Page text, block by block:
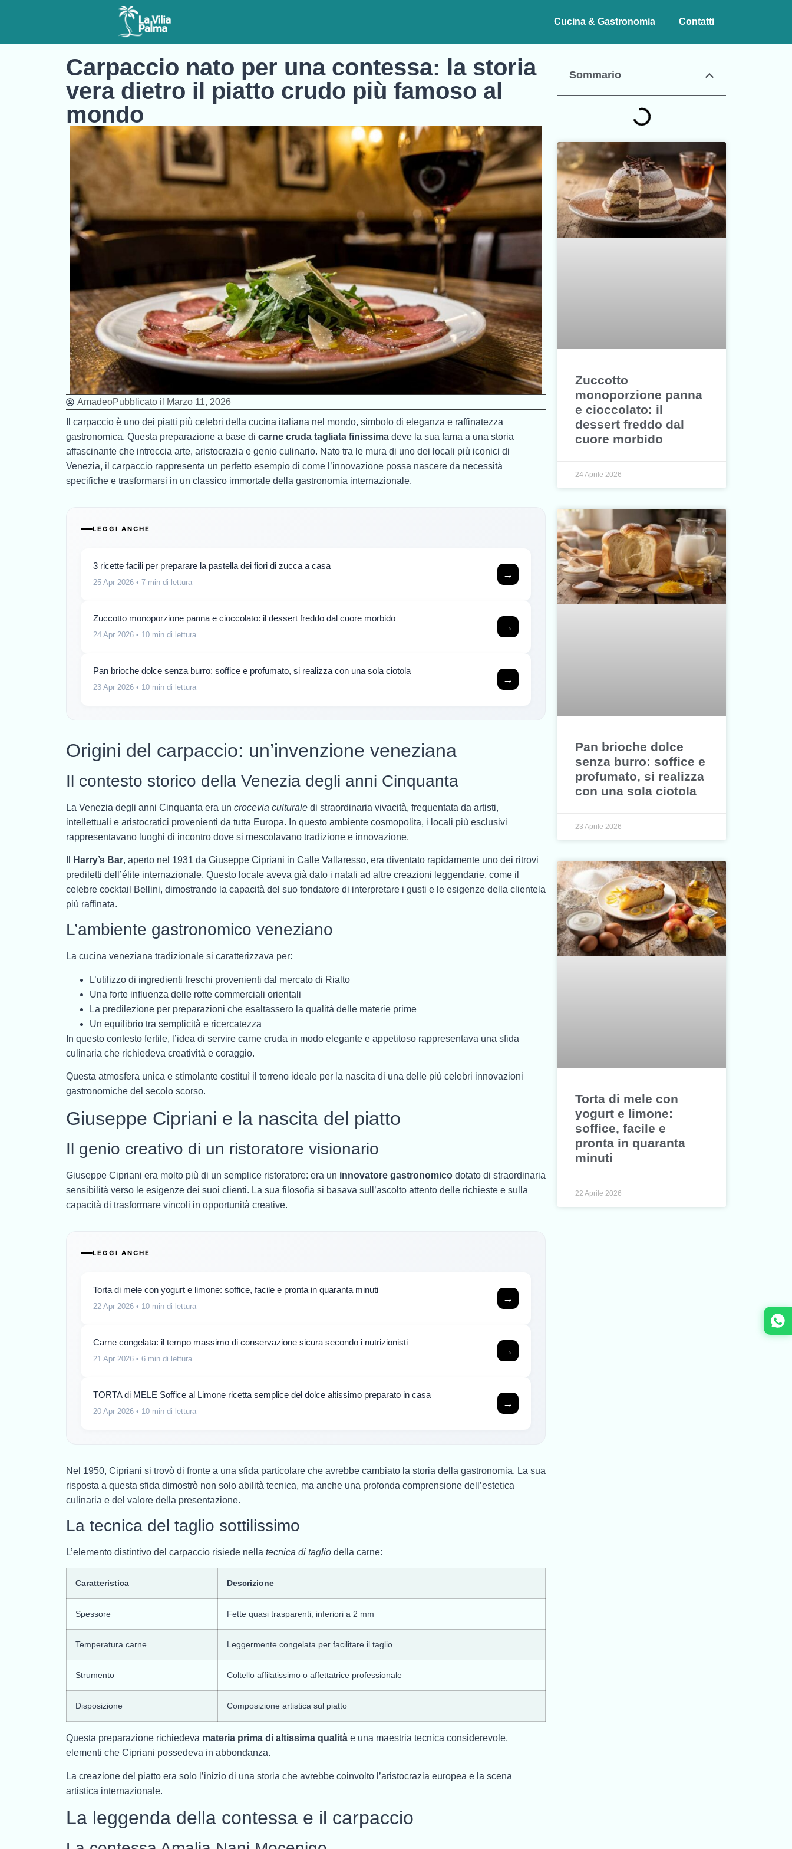
Cucina & Gastronomia Contatti
Sommario
Zuccotto
monoporzione panna
e cioccolato: il
dessert freddo dal
cuore morbido
24 Aprile 2026
Pan brioche dolce
senza burro: soffice e
profumato, si realizza
con una sola ciotola
23 Aprile 2026
Torta di mele con
yogurt e limone:
soffice, facile e
pronta in quaranta
minuti
22 Aprile 2026
Carpaccio nato per una contessa: la storia
vera dietro il piatto crudo più famoso al
mondo
AmadeoPubblicato il
Marzo 11, 2026
Il carpaccio è uno dei piatti più celebri della cucina italiana nel mondo, simbolo di eleganza e raffinatezza
gastronomica. Questa preparazione a base di carne cruda tagliata finissima deve la sua fama a una storia
affascinante che intreccia arte, aristocrazia e genio culinario. Nato tra le mura di uno dei locali più iconici di
Venezia, il carpaccio rappresenta un perfetto esempio di come l’innovazione possa nascere da necessità
specifiche e trasformarsi in un classico immortale della gastronomia internazionale.
LEGGI ANCHE
3 ricette facili per preparare la pastella dei fiori di zucca a casa
25 Apr 2026 • 7 min di lettura
→
Zuccotto monoporzione panna e cioccolato: il dessert freddo dal cuore morbido
24 Apr 2026 • 10 min di lettura
→
Pan brioche dolce senza burro: soffice e profumato, si realizza con una sola ciotola
23 Apr 2026 • 10 min di lettura
→
Origini del carpaccio: un’invenzione veneziana
Il contesto storico della Venezia degli anni Cinquanta
La Venezia degli anni Cinquanta era un crocevia culturale di straordinaria vivacità, frequentata da artisti,
intellettuali e aristocratici provenienti da tutta Europa. In questo ambiente cosmopolita, i locali più esclusivi
rappresentavano luoghi di incontro dove si mescolavano tradizione e innovazione.
Harry’s Bar, aperto nel 1931 da Giuseppe Cipriani in Calle Vallaresso, era diventato rapidamente uno dei ritrovi
prediletti dell’élite internazionale. Questo locale aveva già dato i natali ad altre creazioni leggendarie, come il
celebre cocktail Bellini, dimostrando la capacità del suo fondatore di interpretare i gusti e le esigenze della clientela
più raffinata.
L’ambiente gastronomico veneziano
La cucina veneziana tradizionale si caratterizzava per:
L’utilizzo di ingredienti freschi provenienti dal mercato di Rialto
Una forte influenza delle rotte commerciali orientali
La predilezione per preparazioni che esaltassero la qualità delle materie prime
Un equilibrio tra semplicità e ricercatezza
In questo contesto fertile, l’idea di servire carne cruda in modo elegante e appetitoso rappresentava una sfida
culinaria che richiedeva creatività e coraggio.
Questa atmosfera unica e stimolante costituì il terreno ideale per la nascita di una delle più celebri innovazioni
gastronomiche del secolo scorso.
Giuseppe Cipriani e la nascita del piatto
Il genio creativo di un ristoratore visionario
Giuseppe Cipriani era molto più di un semplice ristoratore: era un innovatore gastronomico dotato di straordinaria
sensibilità verso le esigenze dei suoi clienti. La sua filosofia si basava sull’ascolto attento delle richieste e sulla
capacità di trasformare vincoli in opportunità creative.
LEGGI ANCHE
Torta di mele con yogurt e limone: soffice, facile e pronta in quaranta minuti
22 Apr 2026 • 10 min di lettura
→
Carne congelata: il tempo massimo di conservazione sicura secondo i nutrizionisti
21 Apr 2026 • 6 min di lettura
→
TORTA di MELE Soffice al Limone ricetta semplice del dolce altissimo preparato in casa
20 Apr 2026 • 10 min di lettura
→
Nel 1950, Cipriani si trovò di fronte a una sfida particolare che avrebbe cambiato la storia della gastronomia. La sua
risposta a questa sfida dimostrò non solo abilità tecnica, ma anche una profonda comprensione dell’estetica
culinaria e del valore della presentazione.
La tecnica del taglio sottilissimo
L’elemento distintivo del carpaccio risiede nella tecnica di taglio della carne:
Caratteristica Descrizione
Spessore Fette quasi trasparenti, inferiori a 2 mm
Temperatura carne Leggermente congelata per facilitare il taglio
Strumento Coltello affilatissimo o affettatrice professionale
Disposizione Composizione artistica sul piatto
Questa preparazione richiedeva materia prima di altissima qualità e una maestria tecnica considerevole,
elementi che Cipriani possedeva in abbondanza.
La creazione del piatto era solo l’inizio di una storia che avrebbe coinvolto l’aristocrazia europea e la scena
artistica internazionale.
La leggenda della contessa e il carpaccio